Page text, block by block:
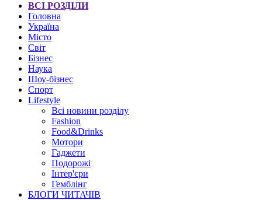
ВСІ РОЗДІЛИ
Головна
Україна
Місто
Світ
Бізнес
Наука
Шоу-бізнес
Спорт
Lifestyle
Всі новини розділу
Fashion
Food&Drinks
Мотори
Гаджети
Подорожі
Інтер'єри
Гемблінг
БЛОГИ ЧИТАЧІВ